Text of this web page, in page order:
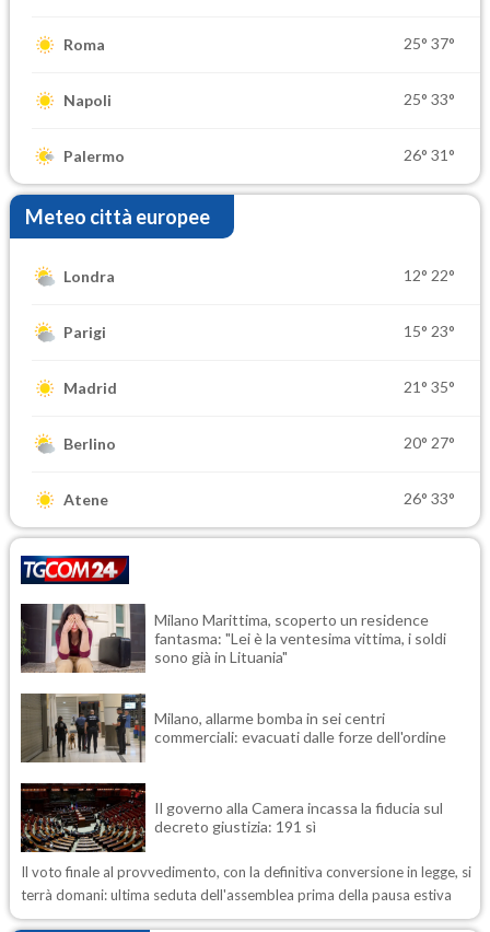
Roma 25° 37°
Napoli 25° 33°
Palermo 26° 31°
Meteo città europee
Londra 12° 22°
Parigi 15° 23°
Madrid 21° 35°
Berlino 20° 27°
Atene 26° 33°
Milano Marittima, scoperto un residence
fantasma: "Lei è la ventesima vittima, i soldi
sono già in Lituania"
Milano, allarme bomba in sei centri
commerciali: evacuati dalle forze dell'ordine
Il governo alla Camera incassa la fiducia sul
decreto giustizia: 191 sì
Il voto finale al provvedimento, con la definitiva conversione in legge, si
terrà domani: ultima seduta dell'assemblea prima della pausa estiva